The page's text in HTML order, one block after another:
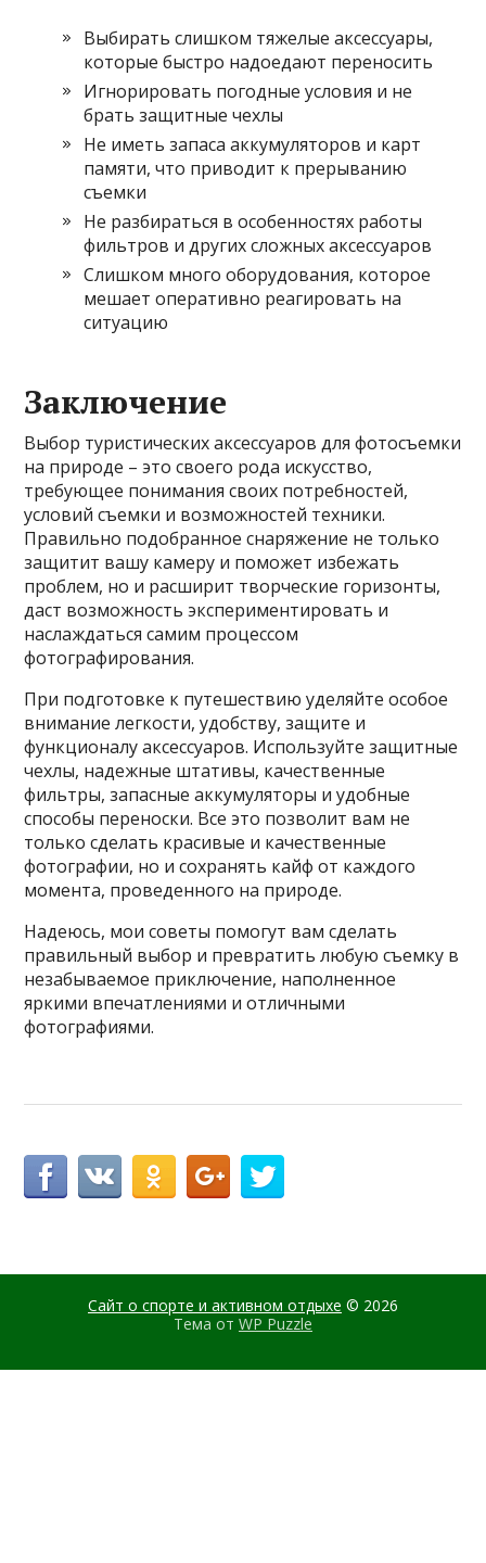
Выбирать слишком тяжелые аксессуары,
которые быстро надоедают переносить
Игнорировать погодные условия и не
брать защитные чехлы
Не иметь запаса аккумуляторов и карт
памяти, что приводит к прерыванию
съемки
Не разбираться в особенностях работы
фильтров и других сложных аксессуаров
Слишком много оборудования, которое
мешает оперативно реагировать на
ситуацию
Заключение
Выбор туристических аксессуаров для фотосъемки
на природе – это своего рода искусство,
требующее понимания своих потребностей,
условий съемки и возможностей техники.
Правильно подобранное снаряжение не только
защитит вашу камеру и поможет избежать
проблем, но и расширит творческие горизонты,
даст возможность экспериментировать и
наслаждаться самим процессом
фотографирования.
При подготовке к путешествию уделяйте особое
внимание легкости, удобству, защите и
функционалу аксессуаров. Используйте защитные
чехлы, надежные штативы, качественные
фильтры, запасные аккумуляторы и удобные
способы переноски. Все это позволит вам не
только сделать красивые и качественные
фотографии, но и сохранять кайф от каждого
момента, проведенного на природе.
Надеюсь, мои советы помогут вам сделать
правильный выбор и превратить любую съемку в
незабываемое приключение, наполненное
яркими впечатлениями и отличными
фотографиями.
Сайт о спорте и активном отдыхе © 2026
Тема от WP Puzzle